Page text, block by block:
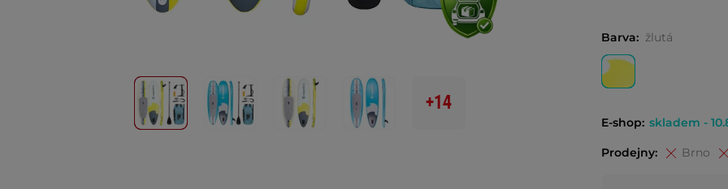
+14
Barva: žlutá
E-shop: skladem -
Prodejny: Brno